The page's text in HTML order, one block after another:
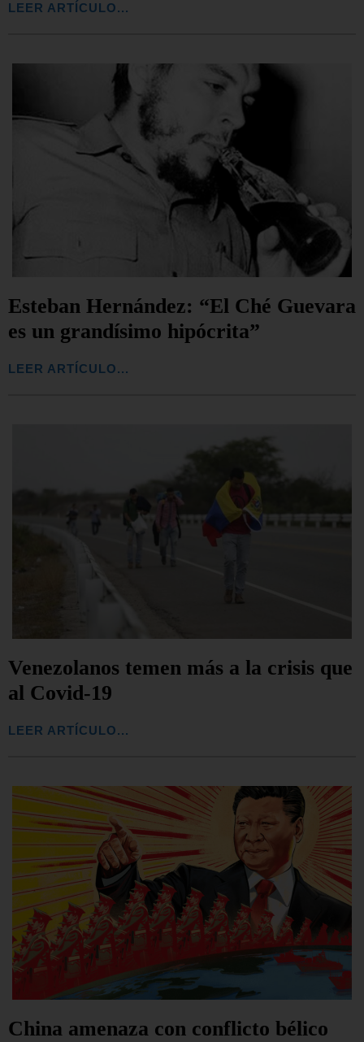
LEER ARTÍCULO...
Esteban Hernández: “El Ché Guevara
es un grandísimo hipócrita”
LEER ARTÍCULO...
Venezolanos temen más a la crisis que
al Covid-19
LEER ARTÍCULO...
China amenaza con conflicto bélico